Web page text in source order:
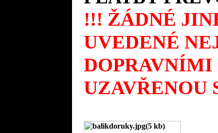
!!! ŽÁDNÉ
UVEDENÉ
UZAVŘENOU